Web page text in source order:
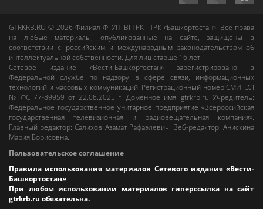
GTRKRB.RU © 2026Филиал ФГУП ВГТРК ГТРК «Башкортостан». Все права
на любые материалы, опубликованные на сайте, защищены в
соответствии с российским и международным законодательством об
интеллектуальной собственности. Для лиц старше 16 лет.
Сетевое издание «Вести-Башкортостан»зарегистрировано в
Федеральной службе по надзору в сфере связи, информационных
технологий и массовых коммуникаций. Регистрационный номер СМИ: ЭЛ
№ ФС 77-89959 от 22.08.2025 г. Доменное имя:gtrkrb.ru Учредитель:
Федеральное государственное унитарное предприятие «Всероссийская
государственная телевизионная и радиовещательная компания».
Главный редактор:Салихов Азамат Рафаэлевич. Веб-редактор:Анискина
Мария Борисовна.
Пользовательское соглашение
Правила использования материалов Сетевого издания «Вести-
Башкортостан»
При любом использовании материалов гиперссылка на сайт
gtrkrb.ru обязательна.